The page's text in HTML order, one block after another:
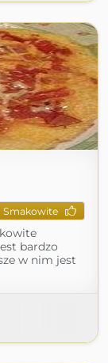
Smakowite
bardzo
w nim jest